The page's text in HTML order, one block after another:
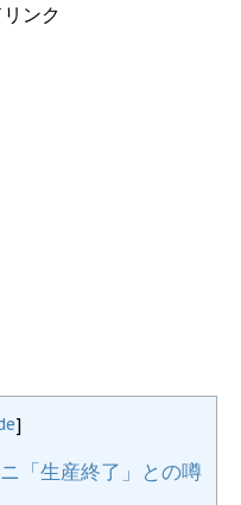
ンク
]
「生産終了」との噂